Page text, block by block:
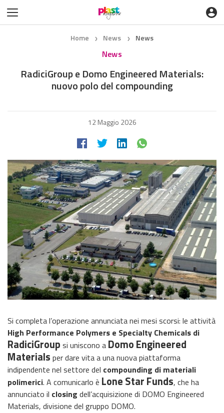
Home ❯ News ❯ News
News
RadiciGroup e Domo Engineered Materials:
nuovo polo del compounding
12 Maggio 2026
Si completa l’operazione annunciata nei mesi scorsi: le attività
High Performance Polymers e Specialty Chemicals di
RadiciGroup si uniscono a Domo Engineered
Materials per dare vita a una nuova piattaforma
indipendente nel settore del compounding di materiali
polimerici. A comunicarlo è Lone Star Funds, che ha
annunciato il closing dell’acquisizione di DOMO Engineered
Materials, divisione del gruppo DOMO.